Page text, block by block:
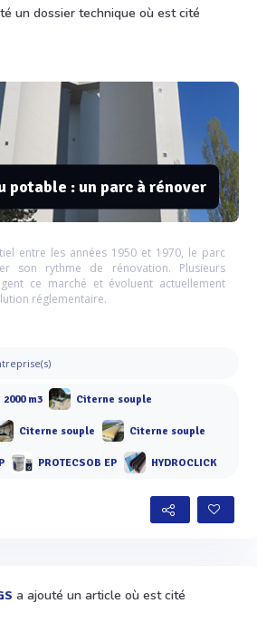
un dossier technique où est cité
potable : un parc à rénover
entre les années 1950 et 1970, le parc
son rythme de rénovation. Plusieurs
ce marché et évoluent actuellement
réglementaire.
m3 Citerne souple
Citerne souple Citerne souple
PROTECSOB EP HYDROCLICK
a ajouté un article où est cité